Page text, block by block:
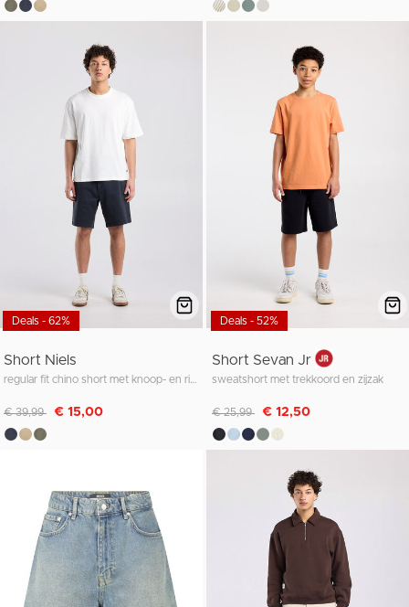
Deals - 62%
Short Niels
Afgeprijsd van
€ 39,99 naar
€ 15,00
Deals - 52%
Short Sevan Jr
sweatshort met trekkoord en zijzak
Afgeprijsd van
€ 25,99 naar
€ 12,50